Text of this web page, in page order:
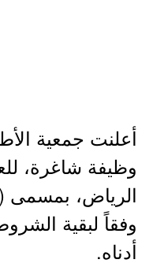
أعلنت جمعية
وظيفة شاغرة،
الرياض، بمسمى (
وفقاً لبقية
أدناه.